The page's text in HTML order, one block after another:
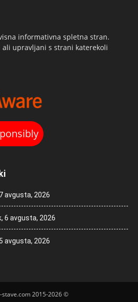
informativna spletna stran.
ali upravljani s strani katerekoli
avgusta, 2026
6 avgusta, 2026
avgusta, 2026
2015-2026 ©